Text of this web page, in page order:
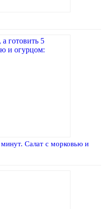
минут. Салат с морковью и